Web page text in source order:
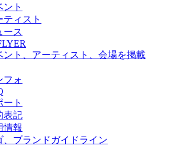
ント
ティスト
ース
ント、アーティスト、会場を掲載
フォ
ート
表記
情報
、ブランドガイドライン